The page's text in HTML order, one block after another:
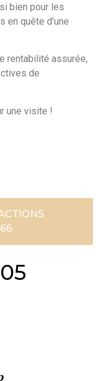
bien pour les
en quête d’une
rentabilité assurée,
de
une visite !